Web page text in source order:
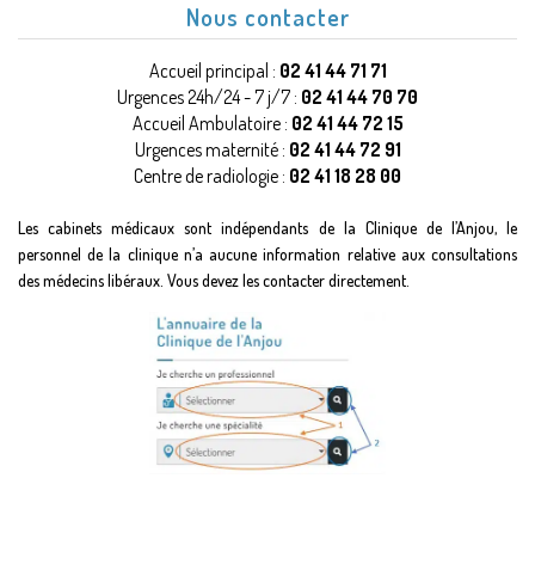
Nous contacter
Accueil principal : 02 41 44 71 71
Urgences 24h/24 - 7 j/7 : 02 41 44 70 70
Accueil Ambulatoire : 02 41 44 72 15
Urgences maternité : 02 41 44 72 91
Centre de radiologie : 02 41 18 28 00
Les cabinets médicaux sont indépendants de la Clinique de l’Anjou, le
personnel de la clinique n’a aucune information relative aux consultations
des médecins libéraux. Vous devez les contacter directement.